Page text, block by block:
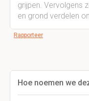
grijpen. Vervolgens
en grond verdelen
Rapporteer
Hoe noemen we